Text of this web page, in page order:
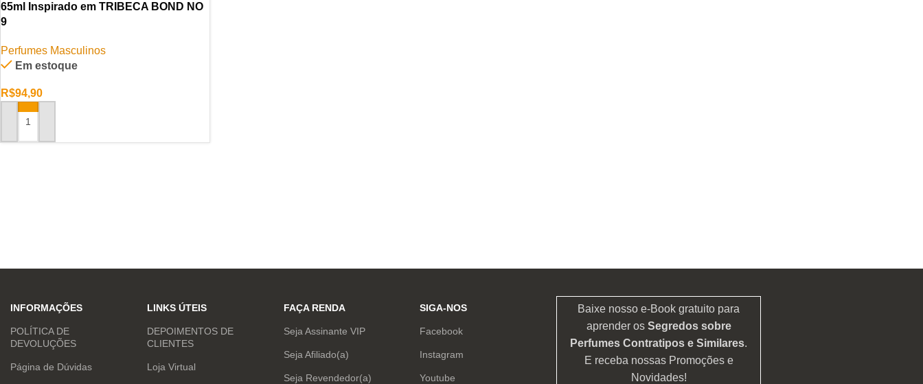
65ml Inspirado em TRIBECA BOND NO
9
Perfumes Masculinos
Em estoque
R$94,90
ADICIONAR AO CARRINHO
INFORMAÇÕES
POLÍTICA DE
DEVOLUÇÕES
Página de Dúvidas
LINKS ÚTEIS
DEPOIMENTOS DE
CLIENTES
Loja Virtual
FAÇA RENDA
Seja Assinante VIP
Seja Afiliado(a)
Seja Revendedor(a)
SIGA-NOS
Facebook
Instagram
Youtube
Baixe nosso e-Book gratuito para
aprender os Segredos sobre
Perfumes Contratipos e Similares.
E receba nossas Promoções e
Novidades!